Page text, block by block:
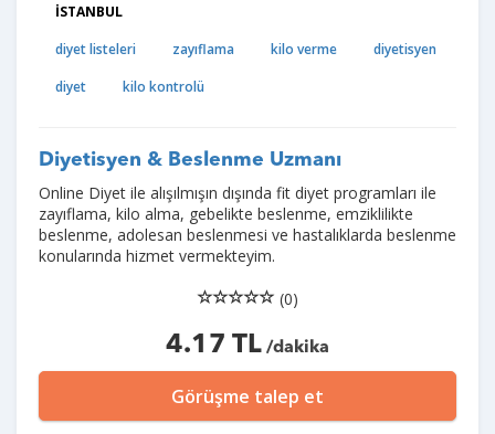
İSTANBUL
diyet listeleri
zayıflama kilo verme
diyetisyen
diyet
kilo kontrolü
Diyetisyen & Beslenme Uzmanı
Online Diyet ile alışılmışın dışında fit diyet programları ile
zayıflama, kilo alma, gebelikte beslenme, emziklilikte
beslenme, adolesan beslenmesi ve hastalıklarda beslenme
konularında hizmet vermekteyim.
(0)
4.17 TL /dakika
Görüşme talep et